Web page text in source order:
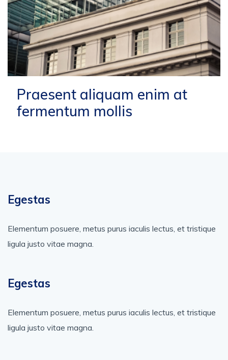
Praesent aliquam enim at
fermentum mollis
Egestas
Elementum posuere, metus purus iaculis lectus, et tristique
ligula justo vitae magna.
Egestas
Elementum posuere, metus purus iaculis lectus, et tristique
ligula justo vitae magna.